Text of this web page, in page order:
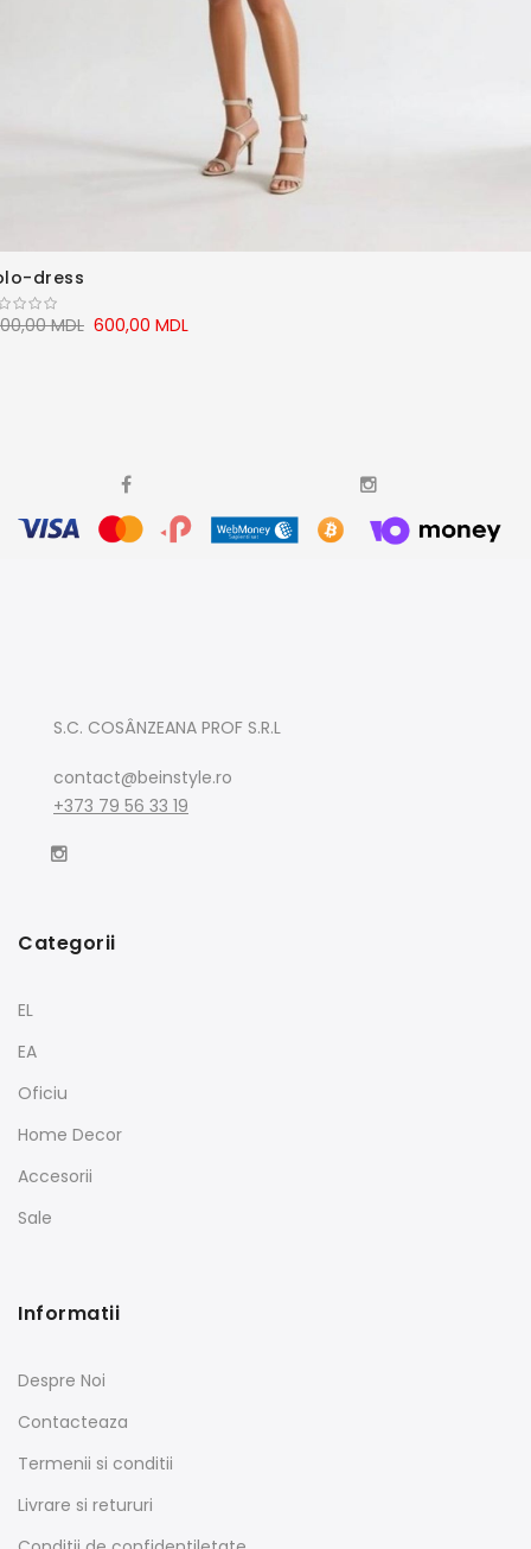
dress
600,00 MDL
MDL
S.C. COSÂNZEANA PROF S.R.L
contact@beinstyle.ro
+373 79 56 33 19
Categorii
EL
EA
Oficiu
Home Decor
Accesorii
Sale
Informatii
Despre Noi
Contacteaza
Termenii si conditii
Livrare si retururi